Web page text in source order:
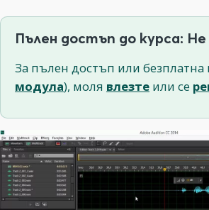
Пълен достъп до курса: Не
За пълен достъп или безплатна
модула), моля влезте или се